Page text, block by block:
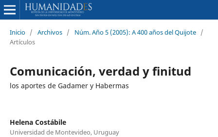
Inicio / Archivos / Núm. Año 5 (2005): A 400 años del Quijote /
Artículos
Comunicación, verdad y finitud
los aportes de Gadamer y Habermas
Helena Costábile
Universidad de Montevideo, Uruguay